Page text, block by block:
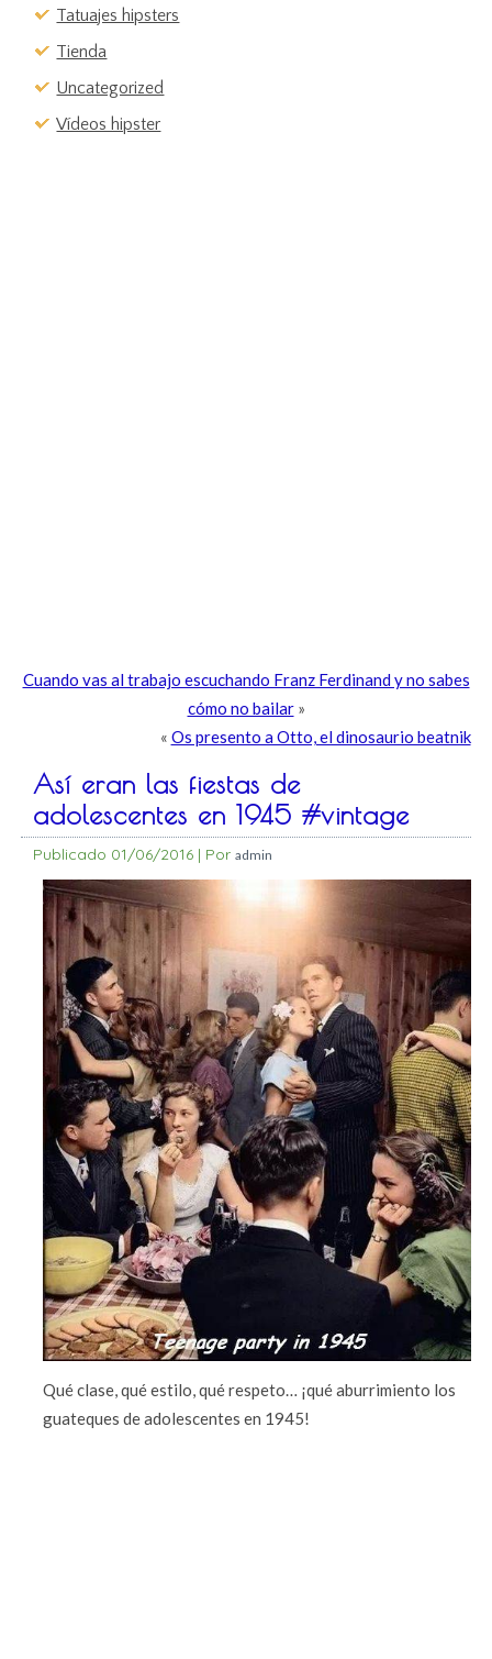
Tatuajes hipsters
Tienda
Uncategorized
Vídeos hipster
Cuando vas al trabajo escuchando Franz Ferdinand y no sabes
cómo no bailar»
« Os presento a Otto, el dinosaurio beatnik
Así eran las fiestas de
adolescentes en 1945 #vintage
Publicado 01/06/2016 | Por admin
Qué clase, qué estilo, qué respeto… ¡qué aburrimiento los
guateques de adolescentes en 1945!